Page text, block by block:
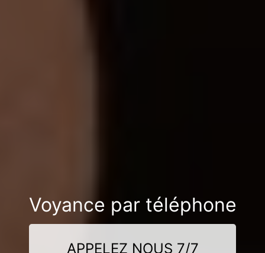
Voyance par téléphone
APPELEZ NOUS 7/7